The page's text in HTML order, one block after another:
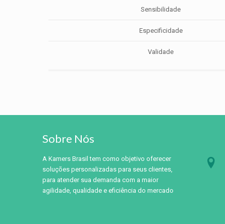
Sensibilidade
Especificidade
Validade
Sobre Nós
A Kamers Brasil tem como objetivo oferecer
soluções personalizadas para seus clientes,
para atender sua demanda com a maior
agilidade, qualidade e eficiência do mercado